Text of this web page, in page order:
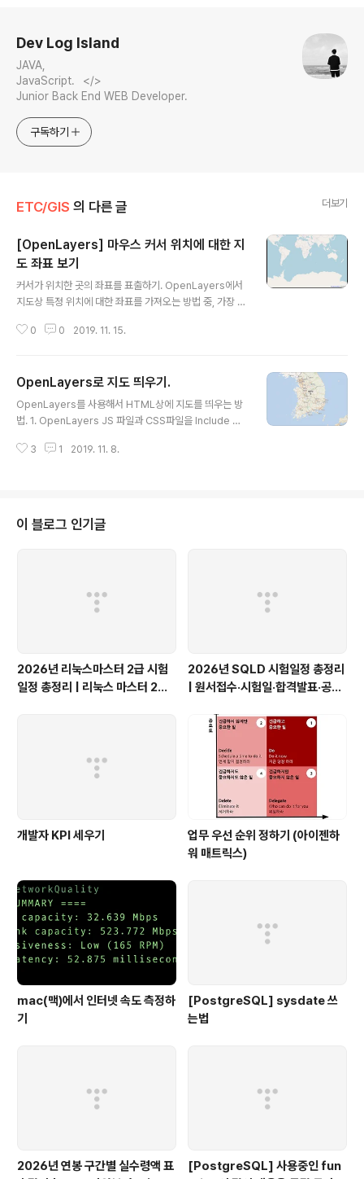
Dev Log Island
JAVA,
JavaScript.⠀</>⠀⠀⠀⠀⠀⠀⠀⠀⠀⠀⠀⠀⠀⠀⠀⠀⠀⠀⠀⠀
Junior Back End WEB Developer.
구독하기
ETC/GIS 의 다른 글 더보기
[OpenLayers] 마우스 커서 위치에 대한 지
도 좌표 보기
커서가 위치한 곳의 좌표를 표출하기. OpenLayers에서
지도상 특정 위치에 대한 좌표를 가져오는 방법 중, 가장 기
yers에서 기본적으로 제공하는 MousePosition이라는
천함. But, 복습 겸 간단하게 코드를 남기는 중이니 CDN
방식으로 하겠음. ES6의 import 문은 다음과 같은 방법으
로 대체시키면 됨. // import Map from 'ol/Map'; cons
nst View = ol.View; // import {d..
0 0 2019. 11. 15.
OpenLayers로 지도 띄우기.
OpenLayers를 사용해서 HTML상에 지도를 띄우는 방
법. 1. OpenLayers JS 파일과 CSS파일을 Include 한
에서 보여지길 원한다면, OpenLayers script를 Includ
map = new ol.Map({ target: 'map', layers: [ new
ol.layer.Tile({ source: new ol.source.OSM({ url:
3 1 2019. 11. 8.
이 블로그 인기글
2026년 리눅스마스터 2급 시험
일정 총정리 | 리눅스 마스터 2급 1
2026년 SQLD 시험일정 총정리
| 원서접수·시험일·합격발표·공부
개발자 KPI 세우기
업무 우선 순위 정하기 (아이젠하
워 매트릭스)
mac(맥)에서 인터넷 속도 측정하
기
[PostgreSQL] sysdate 쓰
는법
2026년 연봉 구간별 실수령액 표
[PostgreSQL] 사용중인 fun